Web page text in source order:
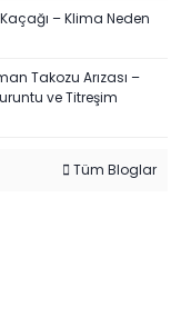
– Klima Neden
Takozu Arızası –
ve Titreşim
Tüm Bloglar